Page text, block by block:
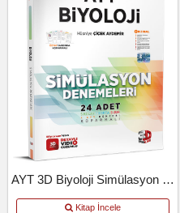
AYT 3D Biyoloji Simülasyon Denemeleri
Kitap İncele